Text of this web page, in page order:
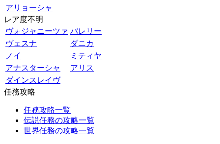
アリョーシャ
レア度不明
ヴォジャニーツァ バレリー
ヴェスナ
ダニカ
ノイ
ミティヤ
アナスターシャ
アリス
ダインスレイヴ
任務攻略
任務攻略一覧
伝説任務の攻略一覧
世界任務の攻略一覧